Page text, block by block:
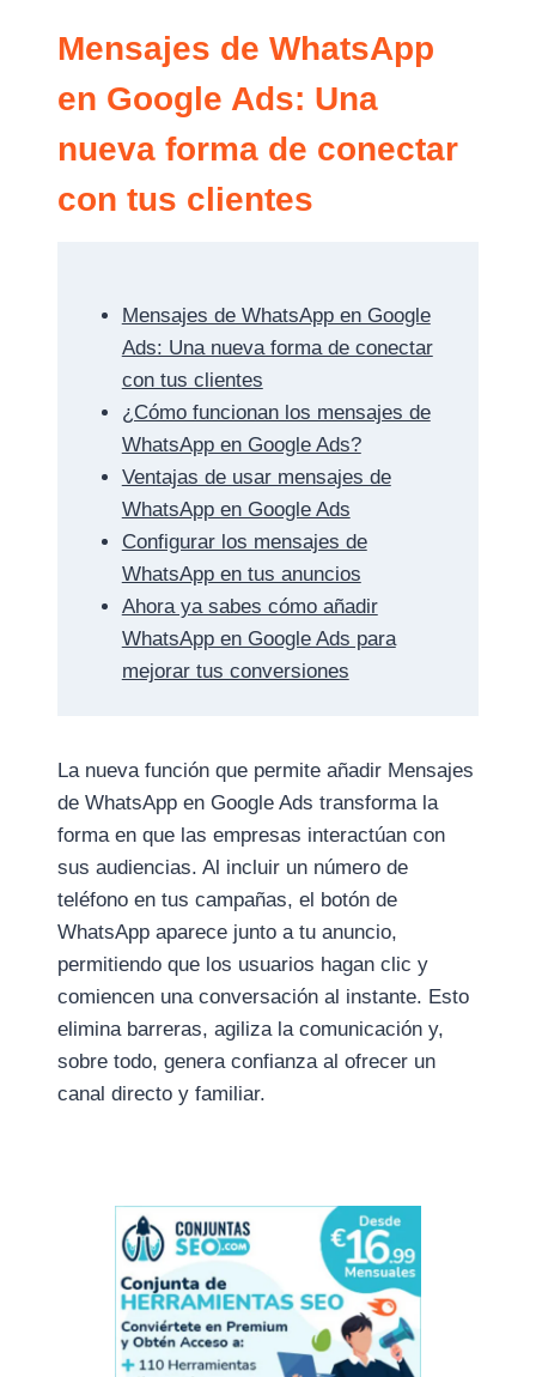
Mensajes de WhatsApp
en Google Ads: Una
nueva forma de conectar
con tus clientes
Mensajes de WhatsApp en Google
Ads: Una nueva forma de conectar
con tus clientes
¿Cómo funcionan los mensajes de
WhatsApp en Google Ads?
Ventajas de usar mensajes de
WhatsApp en Google Ads
Configurar los mensajes de
WhatsApp en tus anuncios
Ahora ya sabes cómo añadir
WhatsApp en Google Ads para
mejorar tus conversiones
La nueva función que permite añadir Mensajes
de WhatsApp en Google Ads transforma la
forma en que las empresas interactúan con
sus audiencias. Al incluir un número de
teléfono en tus campañas, el botón de
WhatsApp aparece junto a tu anuncio,
permitiendo que los usuarios hagan clic y
comiencen una conversación al instante. Esto
elimina barreras, agiliza la comunicación y,
sobre todo, genera confianza al ofrecer un
canal directo y familiar.